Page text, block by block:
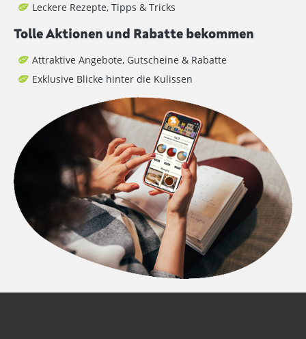
Leckere Rezepte, Tipps & Tricks
Tolle Aktionen und Rabatte bekommen
Attraktive Angebote, Gutscheine & Rabatte
Exklusive Blicke hinter die Kulissen